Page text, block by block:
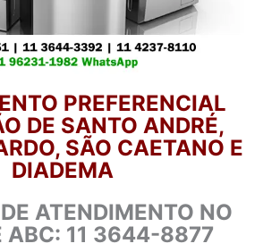
PREFERENCIAL
DE SANTO ANDRÉ,
SÃO CAETANO E
DIADEMA
ATENDIMENTO NO
ABC: 11 3644-8877